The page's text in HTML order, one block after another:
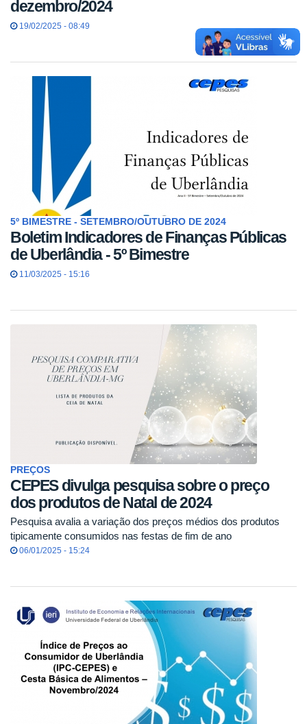
dezembro/2024
19/02/2025 - 08:49
5º BIMESTRE - SETEMBRO/OUTUBRO DE 2024
Boletim Indicadores de Finanças Públicas
de Uberlândia - 5º Bimestre
11/03/2025 - 15:16
PREÇOS
CEPES divulga pesquisa sobre o preço
dos produtos de Natal de 2024
Pesquisa avalia a variação dos preços médios dos produtos
tipicamente consumidos nas festas de fim de ano
06/01/2025 - 15:24